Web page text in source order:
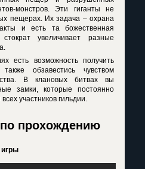
монстров. Эти гиганты не
пещерах. Их задача – охрана
и есть та божественная
увеличивает разные
есть возможность получить
обзавестись чувством
В клановых битвах вы
замки, которые постоянно
участников гильдии.
прохождению